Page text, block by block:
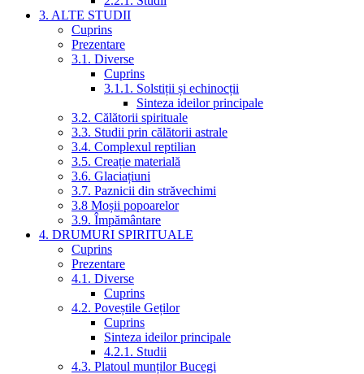
3. ALTE STUDII
Cuprins
Prezentare
3.1. Diverse
Cuprins
3.1.1. Solstiții și echinocții
Sinteza ideilor principale
3.2. Călătorii spirituale
3.3. Studii prin călătorii astrale
3.4. Complexul reptilian
3.5. Creație materială
3.6. Glaciațiuni
3.7. Paznicii din străvechimi
3.8 Moșii popoarelor
3.9. Împământare
4. DRUMURI SPIRITUALE
Cuprins
Prezentare
4.1. Diverse
Cuprins
4.2. Poveștile Geților
Cuprins
Sinteza ideilor principale
4.2.1. Studii
4.3. Platoul munților Bucegi